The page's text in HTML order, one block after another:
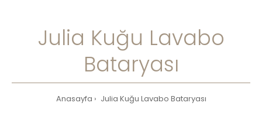
Julia Kuğu Lavabo
Bataryası
Anasayfa Julia Kuğu Lavabo Bataryası